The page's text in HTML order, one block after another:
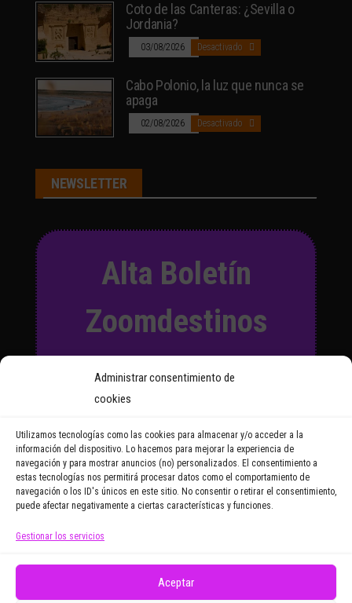
Administrar consentimiento de
cookies
Utilizamos tecnologías como las cookies para almacenar y/o acceder a la
información del dispositivo. Lo hacemos para mejorar la experiencia de
navegación y para mostrar anuncios (no) personalizados. El consentimiento a
estas tecnologías nos permitirá procesar datos como el comportamiento de
navegación o los ID's únicos en este sitio. No consentir o retirar el consentimiento,
puede afectar negativamente a ciertas características y funciones.
Gestionar los servicios
Aceptar
Coto de las Canteras: ¿Sevilla o
Jordania?
03/08/2026 Desactivado
Cabo Polonio, la luz que nunca se
apaga
02/08/2026 Desactivado
NEWSLETTER
Alta Boletín
Zoomdestinos
y recibirás regularmente las
noticias y reportajes que
Email Address
electrónicos promocionales de Zoomdestinos.es